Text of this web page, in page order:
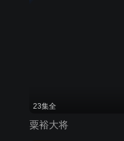
23集全
粟裕大将